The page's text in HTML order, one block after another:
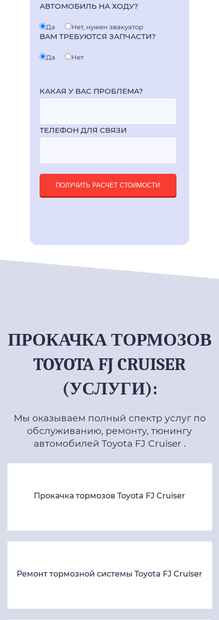
АВТОМОБИЛЬ НА ХОДУ?
Да Нет, нужен эвакуатор
ВАМ ТРЕБУЮТСЯ ЗАПЧАСТИ?
Да Нет
КАКАЯ У ВАС ПРОБЛЕМА?
ТЕЛЕФОН ДЛЯ СВЯЗИ
ПОЛУЧИТЬ РАСЧЕТ СТОИМОСТИ
ПРОКАЧКА ТОРМОЗОВ
TOYOTA FJ CRUISER
(УСЛУГИ):
Мы оказываем полный спектр услуг по
обслуживанию, ремонту, тюнингу
автомобилей Toyota FJ Cruiser .
Прокачка тормозов Toyota FJ Cruiser
Ремонт тормозной системы Toyota FJ Cruiser